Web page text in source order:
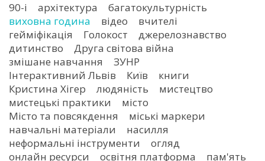
90-і архітектура
багатокультурність
виховна година
відео
вчителі
гейміфікація
Голокост
джерелознавство
дитинство
Друга світова війна
змішане навчання
ЗУНР
Інтерактивний Львів
Київ
книги
Кристина Хігер
людяність
мистецтво
мистецькі практики
місто
Місто та повсякдення
міські маркери
навчальні матеріали
насилля
неформальні інструменти
огляд
онлайн ресурси
освітня платформа
пам'ять